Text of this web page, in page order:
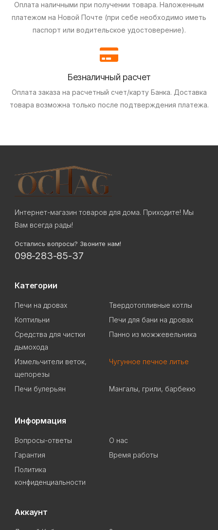
Оплата наличными при получении товара. Наложенным
платежом на Новой Почте (при себе необходимо иметь
паспорт или водительское удостоверение).
Безналичный расчет
Оплата заказа на расчетный счет/карту Банка. Доставка
товара возможна только после подтверждения платежа.
Интернет-магазин товаров для дома. Приходите! Мы
Вам всегда рады!
Остались вопросы? Звоните нам!
098-283-85-37
Категории
Печи на дровах
Твердотопливные котлы
Коптильни
Печи для бани на дровах
Cредства для чистки
дымохода
Панно из можжевельника
Измельчители веток,
щепорезы
Чугунное печное литье
Печи булерьян Мангалы, грили, барбекю
Информация
Вопросы-ответы
О нас
Гарантия
Время работы
Политика
конфиденциальности
Аккаунт